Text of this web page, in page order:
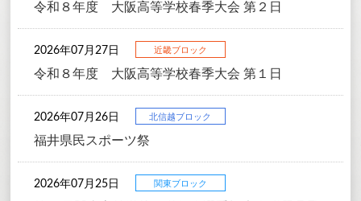
令和８年度 大阪高等学校春季大会 第２日
2026年07月27日 近畿ブロック
令和８年度 大阪高等学校春季大会 第１日
2026年07月26日 北信越ブロック
福井県民スポーツ祭
2026年07月25日 関東ブロック